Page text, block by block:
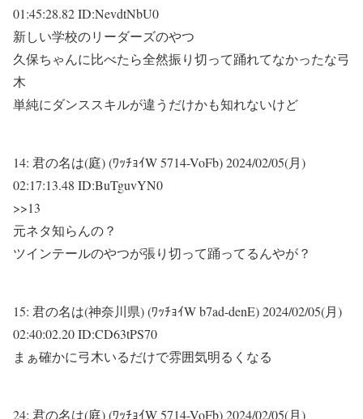
01:45:28.82 ID:NevdtNbU0
新しい学校のリーダーズのやつ
久保ちゃんに比べたら全然振り切って踊れてなかったな弓
木
単純にダンススキルが違うだけかも知れないけど
14: 君の名は(庭) (ﾜｯﾁｮｲW 5714-VoFb)2024/02/05(月)
02:17:13.48 ID:BuTguvYN0
>>13
元ネタ知らんの？
ツインテールのやつが張り切って踊ってるんやが？
15: 君の名は(神奈川県) (ﾜｯﾁｮｲW b7ad-denE)2024/02/05(月)
02:40:02.20 ID:CD63tPS70
まぁ確かに弓木いるだけで雰囲気明るくなる
24: 君の名は(庭) (ﾜｯﾁｮｲW 5714-VoFb)2024/02/05(月)